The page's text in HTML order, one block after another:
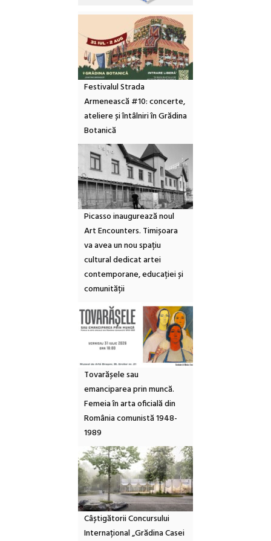
Festivalul Strada
Armenească #10: concerte,
ateliere și întâlniri în Grădina
Botanică
Picasso inaugurează noul
Art Encounters. Timișoara
va avea un nou spațiu
cultural dedicat artei
contemporane, educației și
comunității
Tovarășele sau
emanciparea prin muncă.
Femeia în arta oficială din
România comunistă 1948-
1989
Câștigătorii Concursului
Internațional „Grădina Casei